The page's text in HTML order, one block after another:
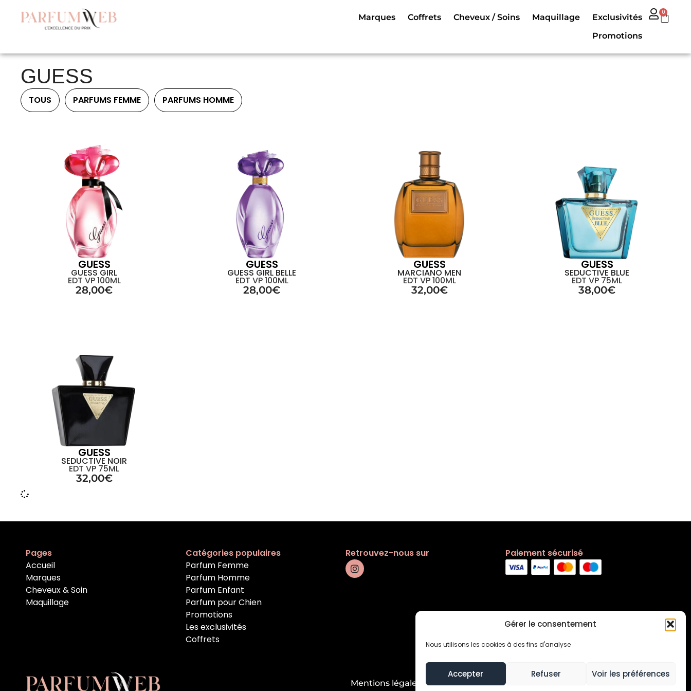
Gérer le consentement
Nous utilisons les cookies à des fins d'analyse
Accepter Refuser Voir les préférences
Marques Coffrets Cheveux / Soins Maquillage
Exclusivités
Promotions
0
GUESS
TOUS PARFUMS FEMME PARFUMS HOMME
GUESS
GUESS GIRL
EDT VP 100ML
28,00€
GUESS
GUESS GIRL BELLE
EDT VP 100ML
28,00€
GUESS
MARCIANO MEN
EDT VP 100ML
32,00€
GUESS
SEDUCTIVE BLUE
EDT VP 75ML
38,00€
GUESS
SEDUCTIVE NOIR
EDT VP 75ML
32,00€
Pages
Accueil
Marques
Cheveux & Soin
Maquillage
Catégories populaires
Parfum Femme
Parfum Homme
Parfum Enfant
Parfum pour Chien
Promotions
Les exclusivités
Coffrets
Retrouvez-nous sur Paiement sécurisé
Mentions légales Conditions générales